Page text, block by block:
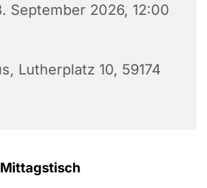
September 2026, 12:00
Lutherplatz 10, 59174